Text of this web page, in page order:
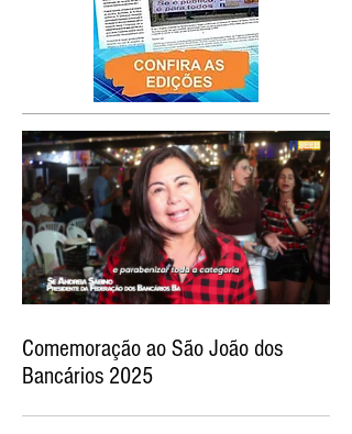
Comemoração ao São João dos
Bancários 2025